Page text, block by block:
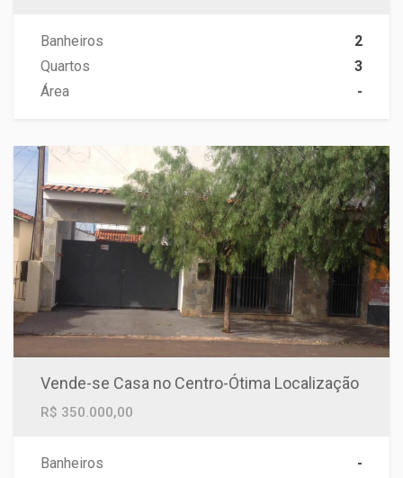
Banheiros
2
Quartos
3
Área
-
Vende-se Casa no Centro-Ótima Localização
R$ 350.000,00
Banheiros
-